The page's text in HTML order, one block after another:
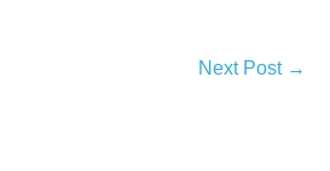
Next Post →